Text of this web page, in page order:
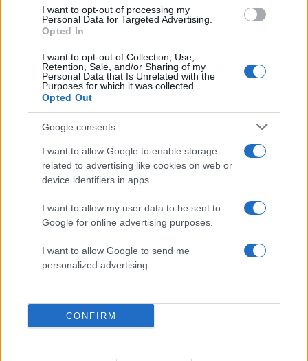
I want to opt-out of processing my
Personal Data for Targeted Advertising.
Opted In
I want to opt-out of Collection, Use,
Retention, Sale, and/or Sharing of my
Personal Data that Is Unrelated with the
Purposes for which it was collected.
Opted Out
Google consents
I want to allow Google to enable storage
related to advertising like cookies on web or
device identifiers in apps.
I want to allow my user data to be sent to
Google for online advertising purposes.
I want to allow Google to send me
personalized advertising.
CONFIRM
Πιο σχολιασμένα
να απολογηθεί την Τρίτη – «Είναι αθώα,
συμμετείχε στη διαδήλωση όπως και
100.000 άτομα»
Βγήκαν ξανά τα μαχαίρια στην Ελπίδα
για τη Δημοκρατία: «Καρυστιανού,
Γρατσία και Γαλανός μετέτρεψαν το
Μεταφορές χρημάτων: Πότε μπορεί να
θεωρηθούν δωρεές και να επιβληθεί
φόρος – Τι ισχυεί για τις γονικές παροχές
Απίστευτο κι όμως αληθινό -
Aναστέλλονται τα τακτικά ραντεβού του
αγγειοχειρουργού του νοσοκομείου
Χανίων επειδή κλάπηκε το μηχανάκι του
γιατρού
ανάμεσά τους 130 σχολικά